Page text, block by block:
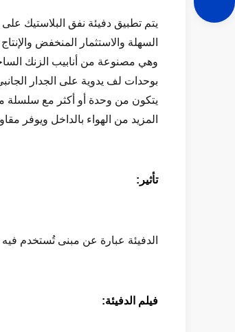
يتم تطبيق دفيئة نفق البلاستيك
السهلة والاستثمار المنخفض
وهي مصنوعة من أنابيب الزنك
بوحدات لف يدوية على الجدار
يتكون من وحدة أو أكثر مع سلسلة
المزيد من الهواء بالداخل ويوفر
تأثير:
الدفيئة عبارة عن مبنى تُستخدم فيه
فيلم الدفيئة: